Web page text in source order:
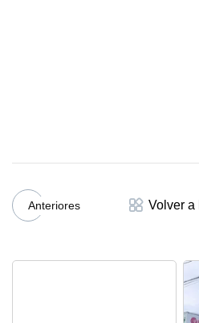
Anteriores Volver a